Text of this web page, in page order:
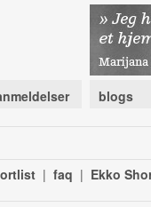
blogs
| faq | Ekko